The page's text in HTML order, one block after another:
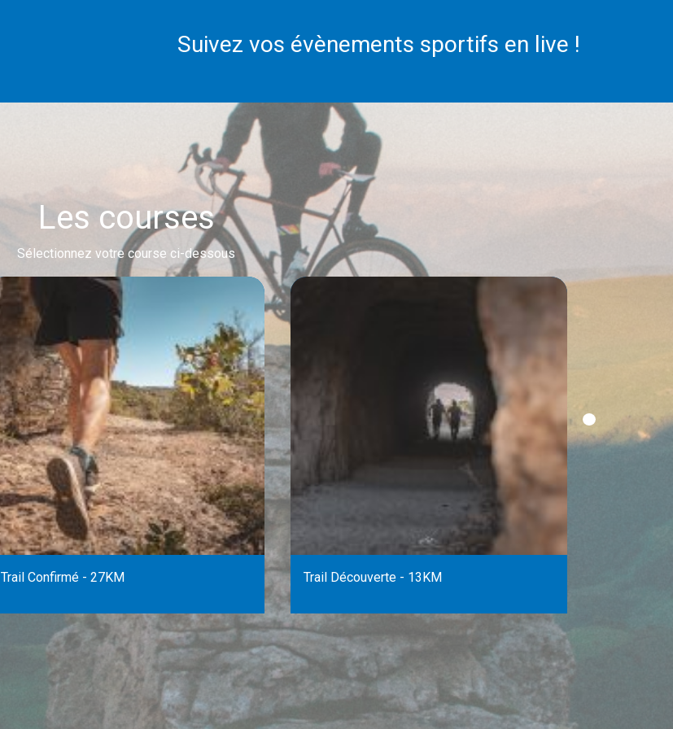
Suivez vos évènements sportifs en live !
Les courses
Sélectionnez votre course ci-dessous
Trail Confirmé - 27KM Trail Découverte - 13KM